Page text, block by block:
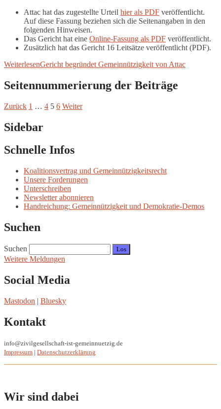
Attac hat das zugestellte Urteil hier als PDF veröffentlicht.
Auf diese Fassung beziehen sich die Seitenangaben in den
folgenden Hinweisen.
Das Gericht hat eine Online-Fassung als PDF veröffentlicht.
Zusätzlich hat das Gericht 16 Leitsätze veröffentlicht (PDF).
WeiterlesenGericht begründet Gemeinnützigkeit von Attac
Seitennummerierung der Beiträge
Zurück 1 … 4 5 6 Weiter
Sidebar
Schnelle Infos
Koalitionsvertrag und Gemeinnützigkeitsrecht
Unsere Forderungen
Unterschreiben
Newsletter abonnieren
Handreichung: Gemeinnützigkeit und Demokratie-Demos
Suchen
Suchen
Weitere Meldungen
Social Media
Mastodon | Bluesky
Kontakt
info@zivilgesellschaft-ist-gemeinnuetzig.de
Impressum | Datenschutzerklärung
Wir sind dabei